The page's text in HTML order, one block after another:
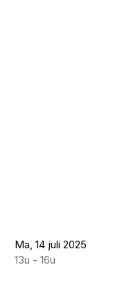
Ma, 14 juli 2025
13u - 16u